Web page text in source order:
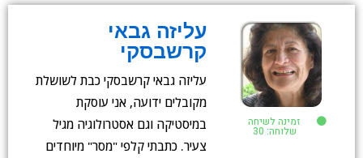
זמינה לשיחה
שלוחה: 30
עליזה גבאי
קרשבסקי
עליזה גבאי קרשבסקי כבת לשושלת
מקובלים ידועה, אני עוסקת
במיסטיקה וגם אסטרולוגיה מגיל
צעיר. כתבתי קלפי "מסר" מיוחדים